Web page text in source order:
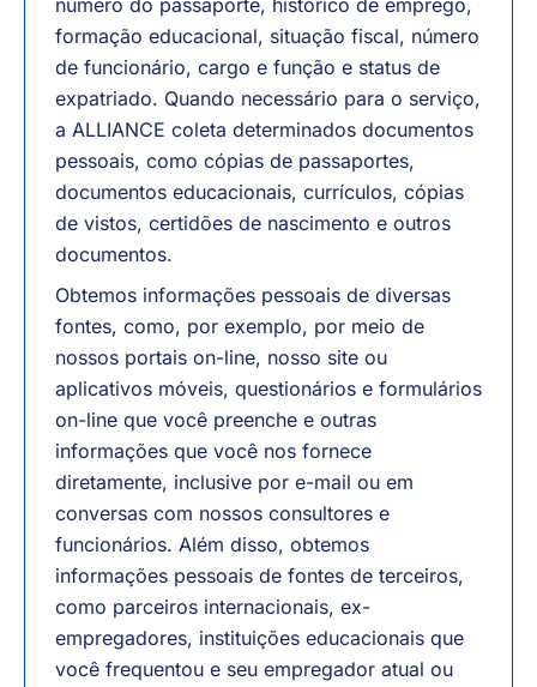
número do passaporte, histórico de emprego,
formação educacional, situação fiscal, número
de funcionário, cargo e função e status de
expatriado. Quando necessário para o serviço,
a ALLIANCE coleta determinados documentos
pessoais, como cópias de passaportes,
documentos educacionais, currículos, cópias
de vistos, certidões de nascimento e outros
documentos.
Obtemos informações pessoais de diversas
fontes, como, por exemplo, por meio de
nossos portais on-line, nosso site ou
aplicativos móveis, questionários e formulários
on-line que você preenche e outras
informações que você nos fornece
diretamente, inclusive por e-mail ou em
conversas com nossos consultores e
funcionários. Além disso, obtemos
informações pessoais de fontes de terceiros,
como parceiros internacionais, ex-
empregadores, instituições educacionais que
você frequentou e seu empregador atual ou